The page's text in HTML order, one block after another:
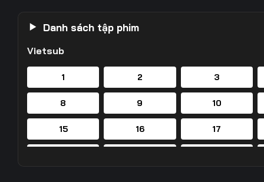
Danh sách tập phim
Vietsub
1 2 3
8 9 10
15 16 17